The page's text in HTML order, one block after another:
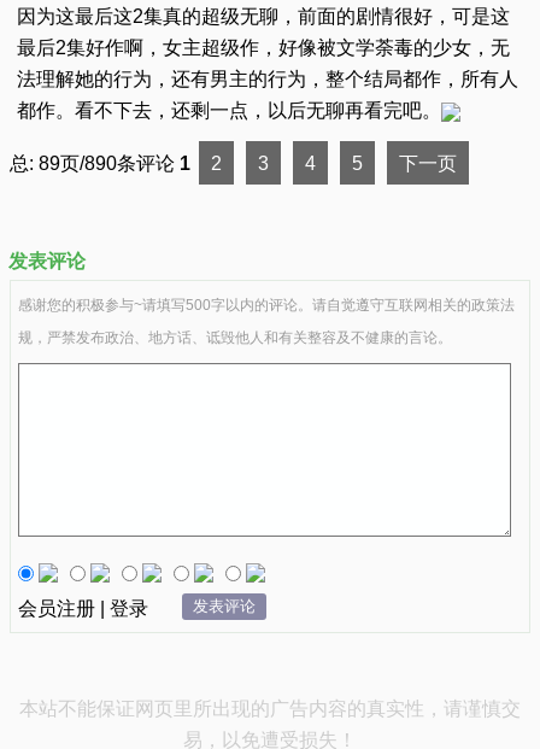
因为这最后这2集真的超级无聊，前面的剧情很好，可是这
最后2集好作啊，女主超级作，好像被文学荼毒的少女，无
法理解她的行为，还有男主的行为，整个结局都作，所有人
都作。看不下去，还剩一点，以后无聊再看完吧。
总: 89页/890条评论 1 2 3 4 5 下一页
发表评论
感谢您的积极参与~请填写500字以内的评论。请自觉遵守互联网相关的政策法
规，严禁发布政治、地方话、诋毁他人和有关整容及不健康的言论。
会员注册 | 登录 发表评论
本站不能保证网页里所出现的广告内容的真实性，请谨慎交
易，以免遭受损失！